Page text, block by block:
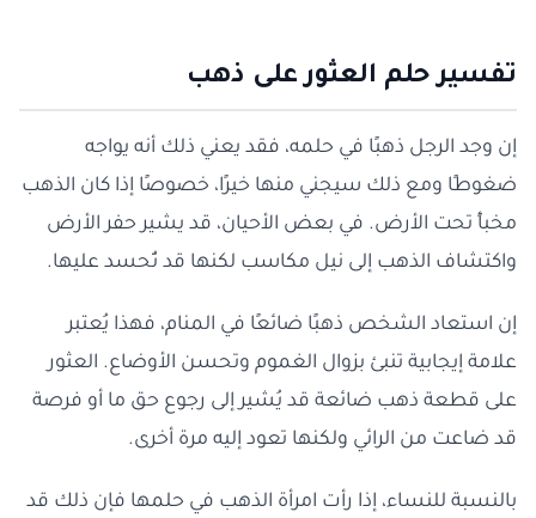
تفسير حلم العثور على ذهب
إن وجد الرجل ذهبًا في حلمه، فقد يعني ذلك أنه يواجه
ضغوطًا ومع ذلك سيجني منها خيرًا، خصوصًا إذا كان الذهب
مخبأً تحت الأرض. في بعض الأحيان، قد يشير حفر الأرض
واكتشاف الذهب إلى نيل مكاسب لكنها قد تُحسد عليها.
إن استعاد الشخص ذهبًا ضائعًا في المنام، فهذا يُعتبر
علامة إيجابية تنبئ بزوال الغموم وتحسن الأوضاع. العثور
على قطعة ذهب ضائعة قد يُشير إلى رجوع حق ما أو فرصة
قد ضاعت من الرائي ولكنها تعود إليه مرة أخرى.
بالنسبة للنساء، إذا رأت امرأة الذهب في حلمها فإن ذلك قد